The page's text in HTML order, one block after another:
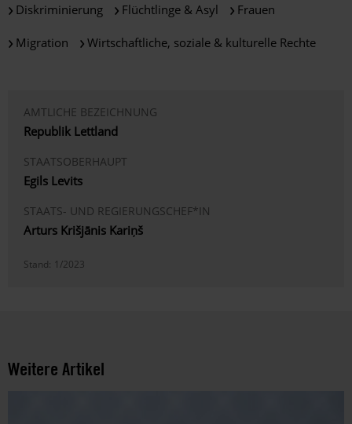
Diskriminierung Flüchtlinge & Asyl Frauen
Migration Wirtschaftliche, soziale & kulturelle Rechte
AMTLICHE BEZEICHNUNG
Republik Lettland
STAATSOBERHAUPT
Egils Levits
STAATS- UND REGIERUNGSCHEF*IN
Arturs Krišjānis Kariņš
Stand: 1/2023
Weitere Artikel